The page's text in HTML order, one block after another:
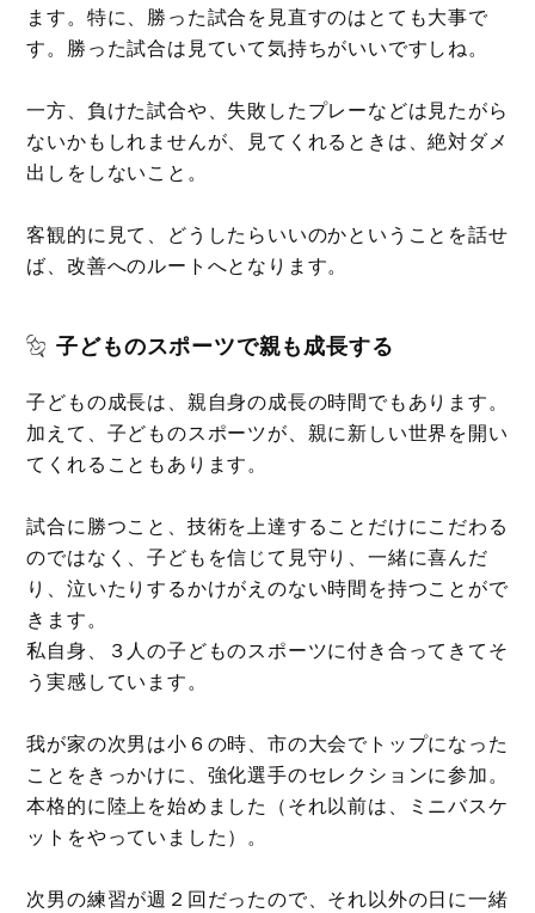
ます。特に、勝った試合を見直すのはとても大事で
す。勝った試合は見ていて気持ちがいいですしね。
一方、負けた試合や、失敗したプレーなどは見たがら
ないかもしれませんが、見てくれるときは、絶対ダメ
出しをしないこと。
客観的に見て、どうしたらいいのかということを話せ
ば、改善へのルートへとなります。
子どものスポーツで親も成長する
子どもの成長は、親自身の成長の時間でもあります。
加えて、子どものスポーツが、親に新しい世界を開い
てくれることもあります。
試合に勝つこと、技術を上達することだけにこだわる
のではなく、子どもを信じて見守り、一緒に喜んだ
り、泣いたりするかけがえのない時間を持つことがで
きます。
私自身、３人の子どものスポーツに付き合ってきてそ
う実感しています。
我が家の次男は小６の時、市の大会でトップになった
ことをきっかけに、強化選手のセレクションに参加。
本格的に陸上を始めました（それ以前は、ミニバスケ
ットをやっていました）。
次男の練習が週２回だったので、それ以外の日に一緒